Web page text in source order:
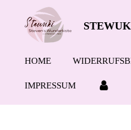
Hauptinhalt
HOME
IMPRESSUM